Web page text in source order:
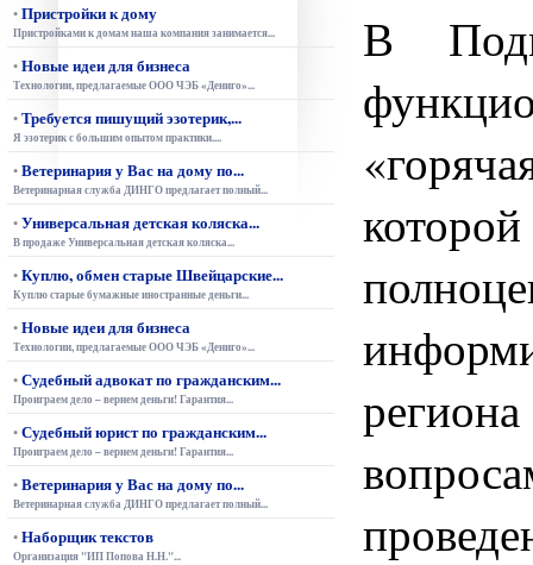
•Пристройки к дому
Пристройками к домам наша компания занимается...
•Новые идеи для бизнеса
Технологии, предлагаемые ООО ЧЭБ «Дениго»...
•Требуется пишущий эзотерик,...
Я эзотерик с большим опытом практики....
•Ветеринария у Вас на дому по...
Ветеринарная служба ДИНГО предлагает полный...
•Универсальная детская коляска...
В продаже Универсальная детская коляска...
•Куплю, обмен старые Швейцарские...
Куплю старые бумажные иностранные деньги...
•Новые идеи для бизнеса
Технологии, предлагаемые ООО ЧЭБ «Дениго»...
•Судебный адвокат по гражданским...
Проиграем дело – вернем деньги! Гарантия...
•Судебный юрист по гражданским...
Проиграем дело – вернем деньги! Гарантия...
•Ветеринария у Вас на дому по...
Ветеринарная служба ДИНГО предлагает полный...
•Наборщик текстов
Организация "ИП Попова Н.Н."...
В